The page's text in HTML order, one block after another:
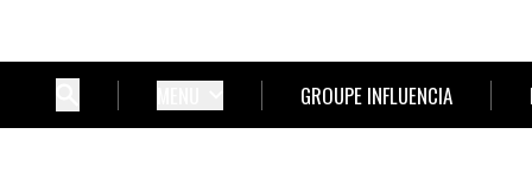
GROUPE INFLUENCIA